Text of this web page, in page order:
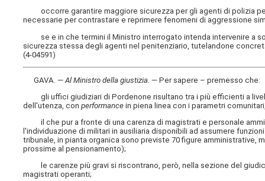
occorre garantire maggiore sicurezza per gli agenti di polizia
necessarie per contrastare e reprimere fenomeni di aggressione
se e in che termini il Ministro interrogato intenda intervenire a
sicurezza stessa degli agenti nel penitenziario, tutelandone
(4-04591)
GAVA. —Al Ministro della giustizia — Per sapere – premesso che:
gli uffici giudiziari di Pordenone risultano tra i più efficienti a
dell'utenza, conperformance in piena linea con i parametri
il che pur a fronte di una carenza di magistrati e personale
l'individuazione di militari in ausiliaria disponibili ad assumere
tribunale, in pianta organica sono previste 70 figure amministrative,
prossime al pensionamento);
le carenze più gravi si riscontrano, però, nella sezione del
magistrati operanti;